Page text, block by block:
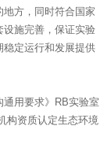
方，同时符合国家
设施完善，保证实验
稳定运行和发展提供
用要求》RB实验室
构资质认定生态环境